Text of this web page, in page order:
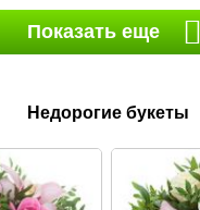
Показать еще
Недорогие букеты